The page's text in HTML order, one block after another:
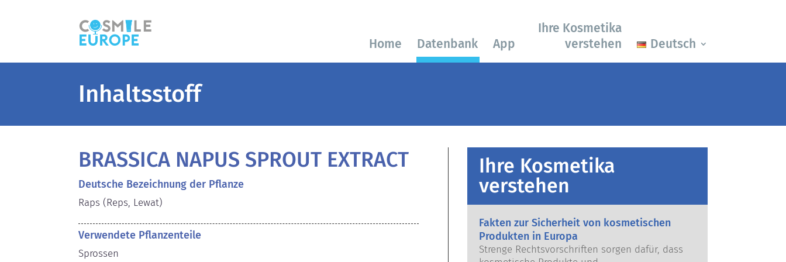
Home Datenbank App
Ihre Kosmetika
verstehen
Deutsch
Inhaltsstoff
BRASSICA NAPUS SPROUT EXTRACT
Deutsche Bezeichnung der Pflanze
Raps (Reps, Lewat)
Verwendete Pflanzenteile
Sprossen
Ihre Kosmetika
verstehen
Fakten zur Sicherheit von kosmetischen
Produkten in Europa
Strenge Rechtsvorschriften sorgen dafür, dass